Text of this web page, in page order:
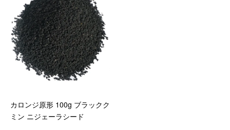
カロンジ原形 100g ブラックク
ミン ニジェーラシード